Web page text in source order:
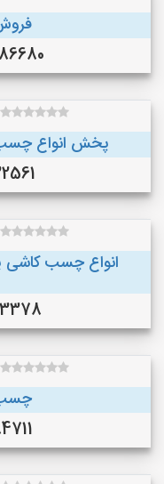
پخش انواع چسب ۱۲۳ با برندهای معروف
انواع چسب کاشی
چسب